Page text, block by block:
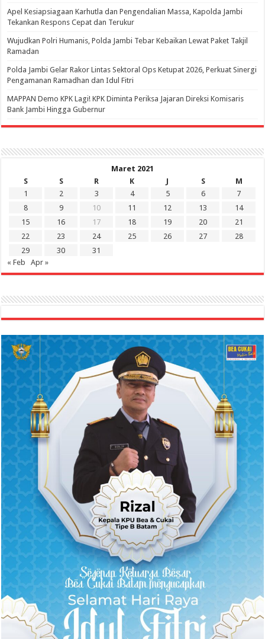
Apel Kesiapsiagaan Karhutla dan Pengendalian Massa, Kapolda Jambi
Tekankan Respons Cepat dan Terukur
Wujudkan Polri Humanis, Polda Jambi Tebar Kebaikan Lewat Paket Takjil
Ramadan
Polda Jambi Gelar Rakor Lintas Sektoral Ops Ketupat 2026, Perkuat Sinergi
Pengamanan Ramadhan dan Idul Fitri
‎MAPPAN Demo KPK Lagi! KPK Diminta Periksa Jajaran Direksi Komisaris
Bank Jambi Hingga Gubernur ‎
Maret 2021
S
S R K J S
M
1
2 3 4 5 6
7
8
9 10 11 12 13
14
15
16 17 18 19 20
21
22
23 24 25 26 27
28
29
30
31
« Feb
Apr »